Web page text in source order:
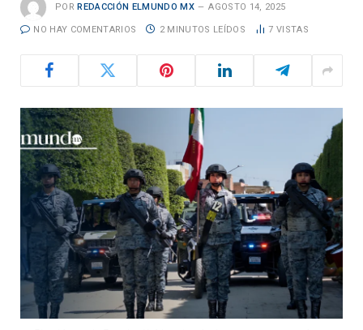
POR REDACCIÓN ELMUNDO MX AGOSTO 14, 2025
NO HAY COMENTARIOS 2 MINUTOS LEÍDOS 7 VISTAS